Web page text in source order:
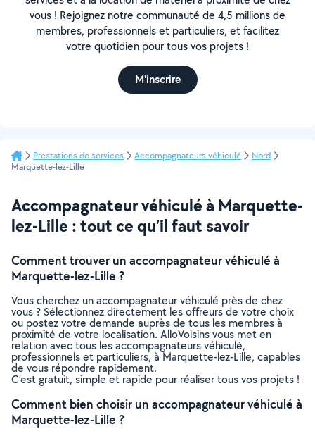
vous ! Rejoignez notre communauté de 4,5 millions de
membres, professionnels et particuliers, et facilitez
votre quotidien pour tous vos projets !
M'inscrire
Prestations de services Accompagnateurs véhiculé
Nord
Marquette-lez-Lille
Accompagnateur véhiculé à Marquette-
lez-Lille : tout ce qu’il faut savoir
Comment trouver un accompagnateur véhiculé à
Marquette-lez-Lille ?
Vous cherchez un accompagnateur véhiculé près de chez
vous ? Sélectionnez directement les offreurs de votre choix
ou postez votre demande auprès de tous les membres à
proximité de votre localisation. AlloVoisins vous met en
relation avec tous les accompagnateurs véhiculé,
professionnels et particuliers, à Marquette-lez-Lille, capables
de vous répondre rapidement.
C’est gratuit, simple et rapide pour réaliser tous vos projets !
Comment bien choisir un accompagnateur véhiculé à
Marquette-lez-Lille ?